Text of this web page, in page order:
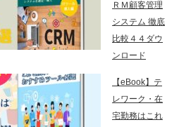
ＲＭ顧客管理
システム 徹底
比較４４ダウ
ンロード
【eBook】テ
レワーク・在
宅勤務はこれ